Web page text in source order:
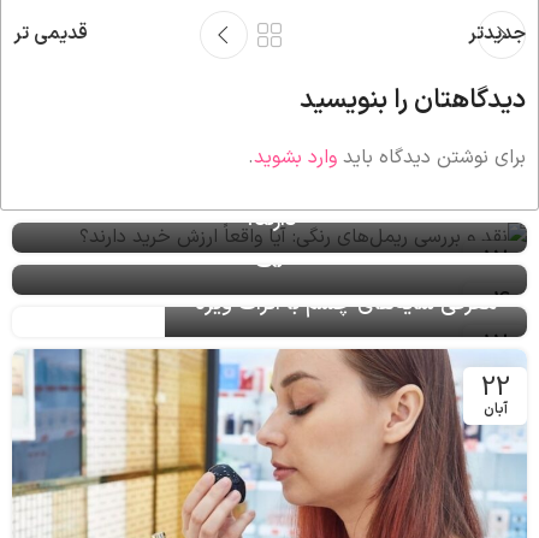
جدیدتر قدیمی تر
دیدگاهتان را بنویسید
برای نوشتن دیدگاه باید وارد بشوید.
12
دارند؟
04
دی
اهمیت انتخاب پاک‌کننده مناسب برای پوست مستعد
لک
12
تیر